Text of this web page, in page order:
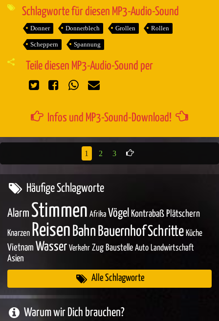
Schlagworte für diesen MP3-Audio-Sound
Donner Donnerblech Grollen Rollen
Scheppern Spannung
Teile diesen MP3-Audio-Sound per
Infos und MP3-Sound-Download!
1 2 3
Häufige Schlagworte
Alarm Stimmen Afrika Vögel Kontrabaß Plätschern
Knarzen Reisen Bahn BauernhofSchritte Küche
Vietnam Wasser Verkehr Zug Baustelle Auto Landwirtschaft
Asien
Alle Schlagworte
Warum wir Dich brauchen?